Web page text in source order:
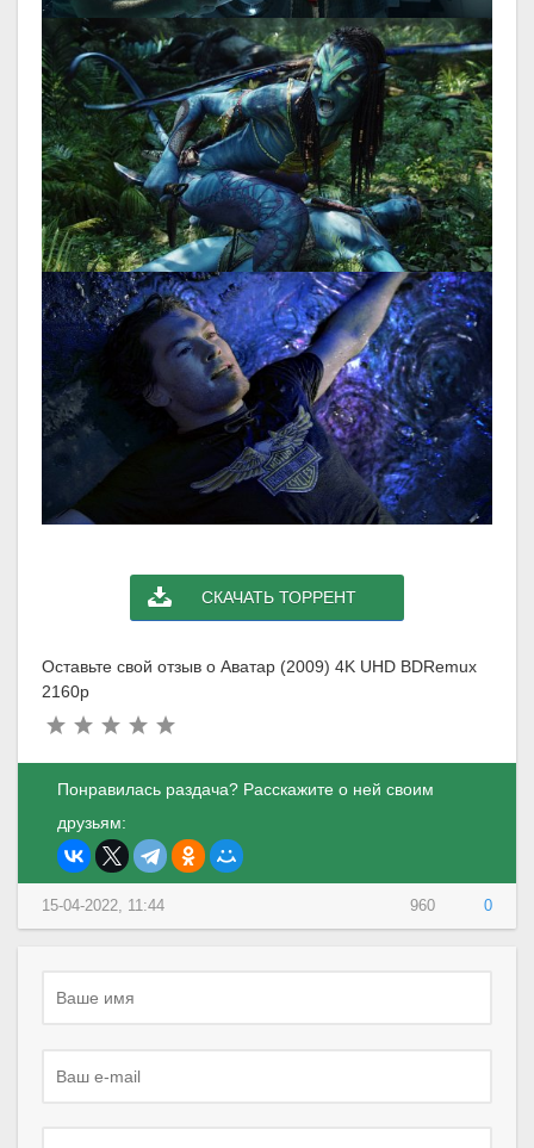
СКАЧАТЬ ТОРРЕНТ
Оставьте свой отзыв о Аватар (2009) 4K UHD BDRemux
2160p
Понравилась раздача? Расскажите о ней своим
друзьям:
960 0
15-04-2022, 11:44